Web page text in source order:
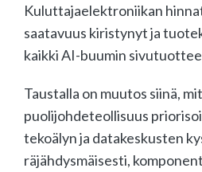
Kuluttajaelektroniikan
saatavuus kiristynyt ja
kaikki AI-buumin
Taustalla on muutos siinä,
puolijohdeteollisuus
tekoälyn ja datakeskusten
räjähdysmäisesti,